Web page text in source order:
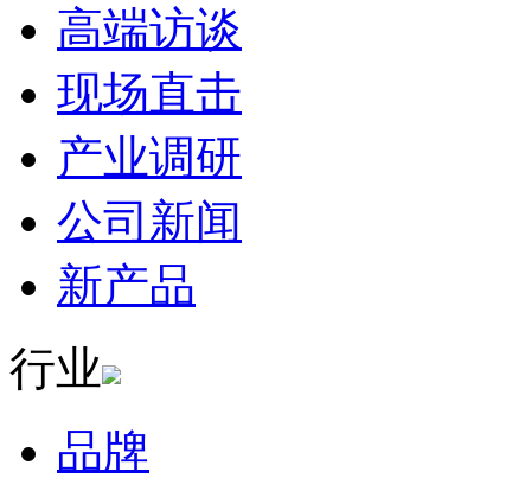
高端访谈
现场直击
产业调研
公司新闻
新产品
行业
品牌